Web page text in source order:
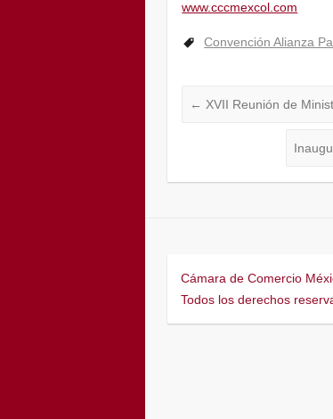
www.cccmexcol.com
Convención Alianza
← XVII Reunión de
Cámara de Comercio
Todos los derechos